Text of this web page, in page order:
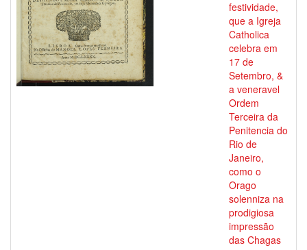
festividade,
que a Igreja
Catholica
celebra em
17 de
Setembro, &
a veneravel
Ordem
Terceira da
Penitencia do
Rio de
Janeiro,
como o
Orago
solenniza na
prodigiosa
impressão
das Chagas